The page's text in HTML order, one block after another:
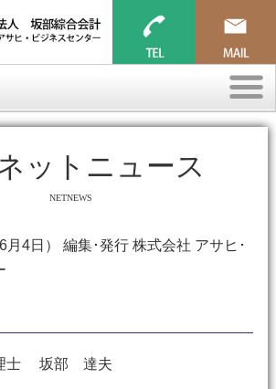
ネットニュース
NETNEWS
月4日） 編集･発行 株式会社 アサヒ･
士 坂部 達夫